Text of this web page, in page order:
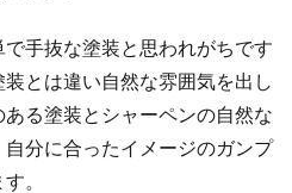
手抜な塗装と思われがちです
とは違い自然な雰囲気を出し
る塗装とシャーペンの自然な
分に合ったイメージのガンプ
。